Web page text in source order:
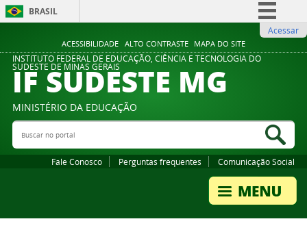
ACESSIBILIDADE ALTO CONTRASTE MAPA DO SITE
BRASIL
Comunica BR
Participe
Legislação
Acessar
INSTITUTO FEDERAL DE EDUCAÇÃO, CIÊNCIA E TECNOLOGIA DO
SUDESTE DE MINAS GERAIS
IF SUDESTE MG
MINISTÉRIO DA EDUCAÇÃO
Buscar no portal
Fale Conosco Perguntas frequentes Comunicação Social